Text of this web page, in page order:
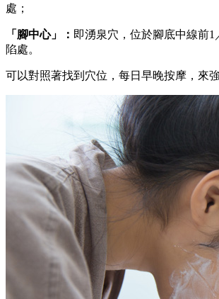
處；
「腳中心」： 即湧泉穴，位於腳底中線前1
陷處。
可以對照著找到穴位，每日早晚按摩，來強